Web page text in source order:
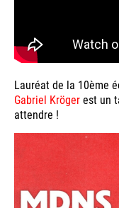
Lauréat de la 10ème
Gabriel Krögerest un
attendre !